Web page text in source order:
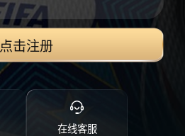
点击注册
在线客服